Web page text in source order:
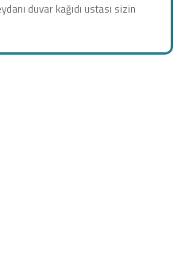
duvar kağıdı ustası sizin